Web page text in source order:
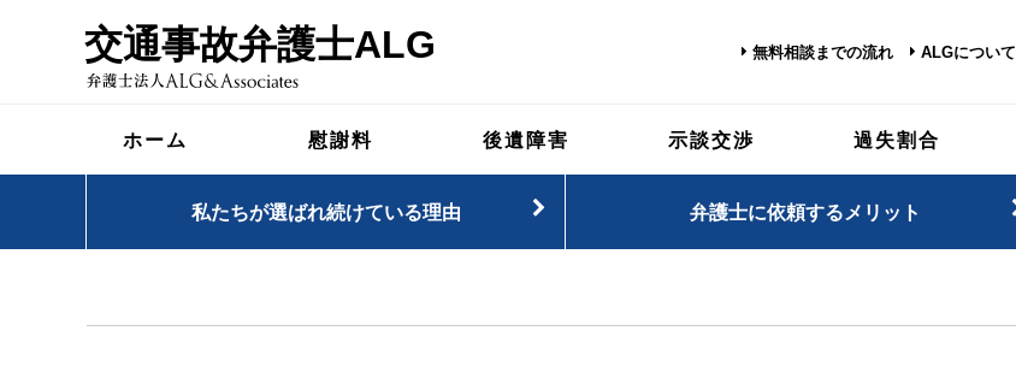
交通事故弁護士ALG 無料相談までの流れ ALGについて
ホーム 慰謝料 後遺障害 示談交渉 過失割合
私たちが選ばれ続けている理由 弁護士に依頼するメリット